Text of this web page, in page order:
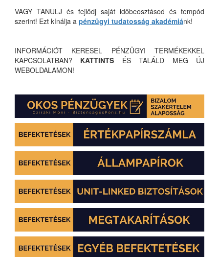
VAGY TANULJ és fejlődj saját időbeosztásod és tempód
szerint! Ezt kínálja a pénzügyi tudatosság akadémiánk!
INFORMÁCIÓT KERESEL PÉNZÜGYI TERMÉKEKKEL
KAPCSOLATBAN? KATTINTS ÉS TALÁLD MEG ÚJ
WEBOLDALAMON!